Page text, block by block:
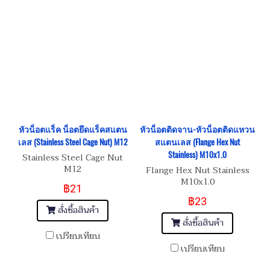
หัวน็อตแร็ค น็อตยึดแร็คสแตน
เลส (Stainless Steel Cage Nut) M12
Stainless Steel Cage Nut
M12
฿21
สั่งซื้อสินค้า
เปรียบเทียบ
หัวน็อตติดจาน-หัวน็อตติดแหวน
สแตนเลส (Flange Hex Nut
Stainless) M10x1.0
Flange Hex Nut Stainless
M10x1.0
฿23
สั่งซื้อสินค้า
เปรียบเทียบ